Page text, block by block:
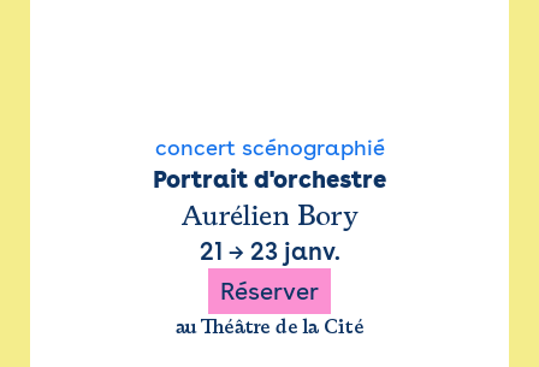
concert scénographié
Portrait d'orchestre
Aurélien Bory
21 → 23 janv.
Réserver
au Théâtre de la Cité